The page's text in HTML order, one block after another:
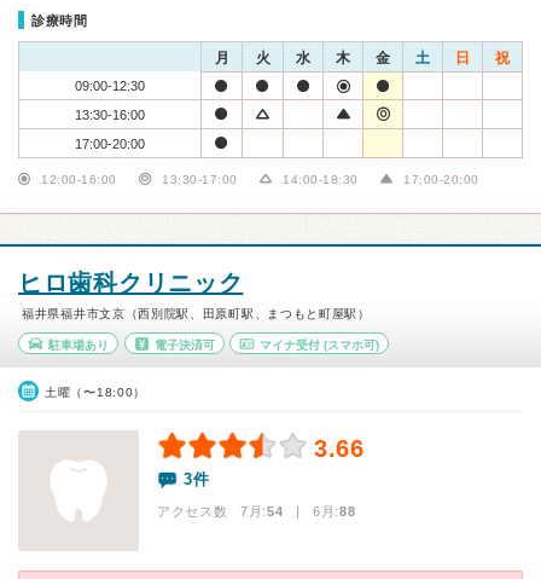
診療時間
月 火 水 木 金 土 日 祝
09:00-12:30
13:30-16:00
17:00-20:00
12:00-16:00 13:30-17:00 14:00-18:30 17:00-20:00
ヒロ歯科クリニック
福井県福井市文京（西別院駅、田原町駅、まつもと町屋駅）
駐車場あり 電子決済可 マイナ受付 (スマホ可)
土曜（〜18:00）
3.66
3件
アクセス数 7月:54 | 6月:88